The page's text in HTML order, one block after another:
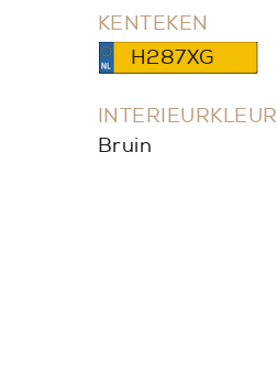
KENTEKEN
H287XG
INTERIEURKLEUR
Bruin